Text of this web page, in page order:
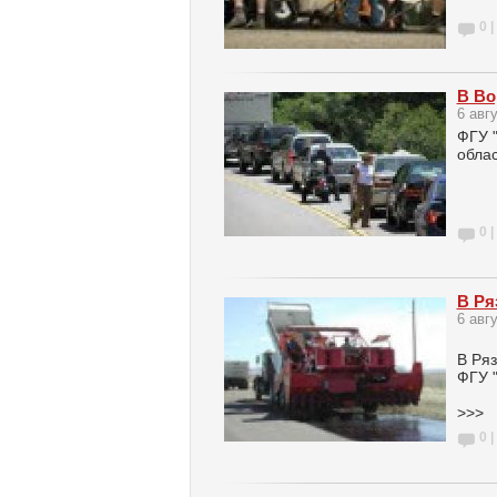
0 |
В
6
ФГУ
0 |
В
6
В
ФГУ
>>>
0 |